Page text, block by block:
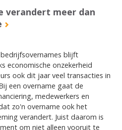
verandert meer dan
blijft
economische onzekerheid
ook dit jaar veel transacties in
een overname gaat de
medewerkers en
zo'n overname ook het
verandert. Juist daarom is
om niet alleen vooruit te